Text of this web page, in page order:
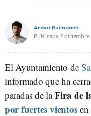
Arnau Raimundo
Publicada 7 diciembre
El Ayuntamiento de
informado que ha
paradas de laFira de
por fuertes vientos